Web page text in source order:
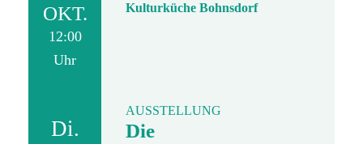
OKT.
12:00
Uhr
Kulturküche Bohnsdorf
Di.
AUSSTELLUNG
Die